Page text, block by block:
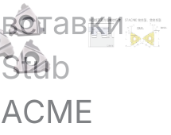
вставки
Stub
ACME